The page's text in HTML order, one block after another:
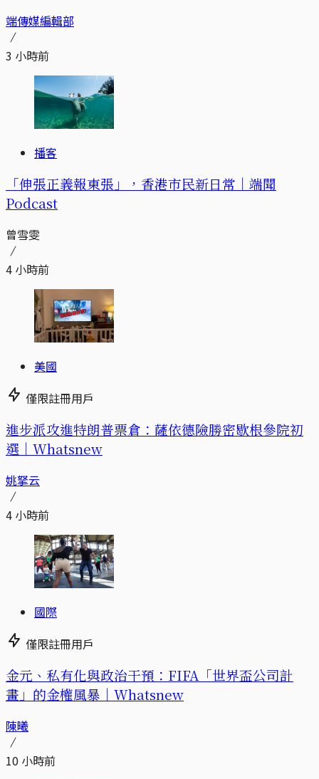
端傳媒編輯部
3 小時前
播客
「伸張正義報東張」，香港市民新日常｜端聞
Podcast
曾雪雯
4 小時前
美國
僅限註冊用戶
進步派攻進特朗普票倉：薩依德險勝密歇根參院初
選｜Whatsnew
姚拏云
4 小時前
國際
僅限註冊用戶
金元、私有化與政治干預：FIFA「世界盃公司計
畫」的金權風暴｜Whatsnew
陳曦
10 小時前